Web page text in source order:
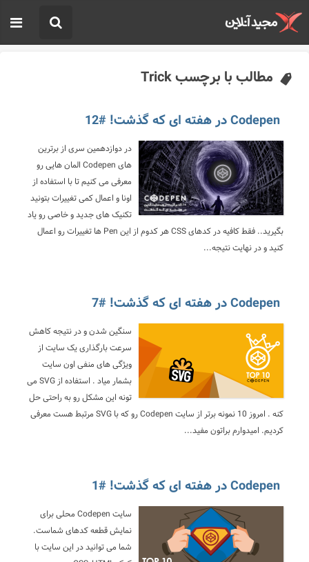
مطالب با برچسب Trick
Codepen در هفته ای که گذشت! #12
در دوازدهمین سری از برترین
های Codepen المان هایی رو
معرفی می کنیم تا با استفاده از
اونا و اعمال کمی تغییرات بتونید
تکنیک های جدید و خاصی رو یاد
بگیرید.. فقط کافیه در کدهای CSS هر کدوم از این Pen ها تغییرات رو اعمال
کنید و در نهایت نتیجه...
Codepen در هفته ای که گذشت! #7
سنگین شدن و در نتیجه کاهش
سرعت بارگذاری یک سایت از
ویژگی های منفی اون سایت
بشمار میاد . استفاده از SVG می
تونه این مشکل رو به راحتی حل
کنه . امروز 10 نمونه برتر از سایت Codepen رو که با SVG مرتبط هست معرفی
کردیم. امیدوارم براتون مفید...
Codepen در هفته ای که گذشت! #1
سایت Codepen محلی برای
نمایش قطعه کدهای شماست.
شما می توانید در این سایت با